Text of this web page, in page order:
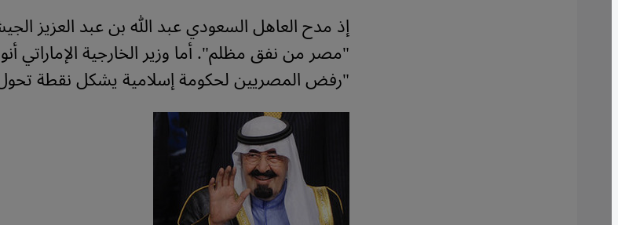
إذ مدح العاهل السعودي عبد الله بن عبد العزيز
"مصر من نفق مظلم". أما وزير الخارجية الإماراتي
"رفض المصريين لحكومة إسلامية يشكل نقطة